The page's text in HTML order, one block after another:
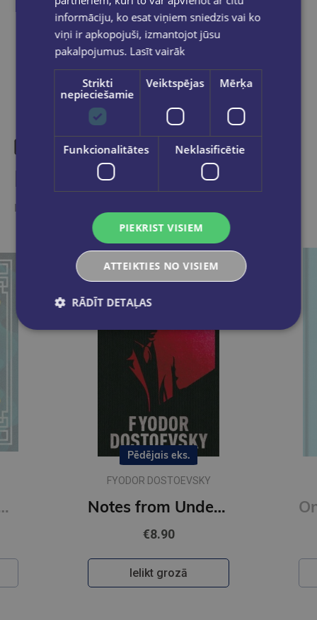
Dalies sociālajos tīklos:
Līdzīgas preces
Ieskaties, varbūt noder
Edition with Ribbon Marker
Pēdējais eks.
FYODOR DOSTOEVSKY
Notes from Underground : Gilded Pocket Edition (Arcturus Ornate Classics)
€8.90
Ielikt grozā
informāciju, ko esat viņiem sniedzis vai ko
viņi ir apkopojuši, izmantojot jūsu
pakalpojumus. Lasīt vairāk
Strikti
nepieciešamie
Veiktspējas Mērķa
Funkcionalitātes Neklasificētie
PIEKRIST VISIEM
ATTEIKTIES NO VISIEM
RĀDĪT DETAĻAS